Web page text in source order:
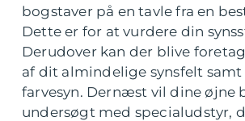
bogstaver på en tavle fra en
Dette er for at vurdere din
Derudover kan der blive
af dit almindelige synsfelt
farvesyn. Dernæst vil dine øjne
undersøgt med specialudstyr,